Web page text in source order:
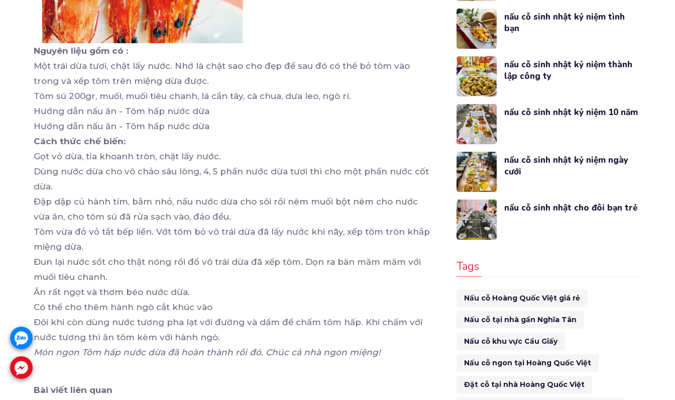
Nguyên liệu gồm có :
Một trái dừa tươi, chặt lấy nước. Nhớ là chặt sao cho đẹp để sau đó có thể bỏ tôm vào
trong và xếp tôm trên miệng dừa được.
Tôm sú 200gr, muối, muối tiêu chanh, lá cần tây, cà chua, dưa leo, ngò rí.
Hướng dẫn nấu ăn - Tôm hấp nước dừa
Hướng dẫn nấu ăn - Tôm hấp nước dừa
Cách thức chế biến:
Gọt vỏ dừa, tỉa khoanh tròn, chặt lấy nước.
Dùng nước dừa cho vô chảo sâu lòng, 4, 5 phần nước dừa tươi thì cho một phần nước cốt
dừa.
Đập dập củ hành tím, bằm nhỏ, nấu nước dừa cho sôi rồi nêm muối bột nêm cho nước
vừa ăn, cho tôm sú đã rửa sạch vào, đảo đều.
Tôm vừa đỏ vỏ tắt bếp liền. Vớt tôm bỏ vô trái dừa đã lấy nước khi nãy, xếp tôm tròn khắp
miệng dừa.
Đun lại nước sốt cho thật nóng rồi đổ vô trái dừa đã xếp tôm. Dọn ra bàn măm măm với
muối tiêu chanh.
Ăn rất ngọt và thơm béo nước dừa.
Có thể cho thêm hành ngò cắt khúc vào
Đôi khi còn dùng nước tương pha lạt với đường và dấm để chấm tôm hấp. Khi chấm với
nước tương thì ăn tôm kèm với hành ngò.
Món ngon Tôm hấp nước dừa đã hoàn thành rồi đó. Chúc cả nhà ngon miệng!
Bài viết liên quan
nấu cỗ sinh nhật kỷ niệm tình
bạn
nấu cỗ sinh nhật kỷ niệm thành
lập công ty
nấu cỗ sinh nhật kỷ niệm 10 năm
nấu cỗ sinh nhật kỷ niệm ngày
cưới
nấu cỗ sinh nhật cho đôi bạn trẻ
Tags
Nấu cỗ Hoàng Quốc Việt giá rẻ
Nấu cỗ tại nhà gần Nghĩa Tân
Nấu cỗ khu vực Cầu Giấy
Nấu cỗ ngon tại Hoàng Quốc Việt
Đặt cỗ tại nhà Hoàng Quốc Việt